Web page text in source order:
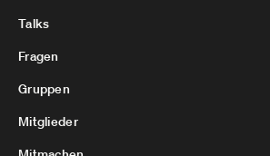
Talks
Fragen
Gruppen
Mitglieder